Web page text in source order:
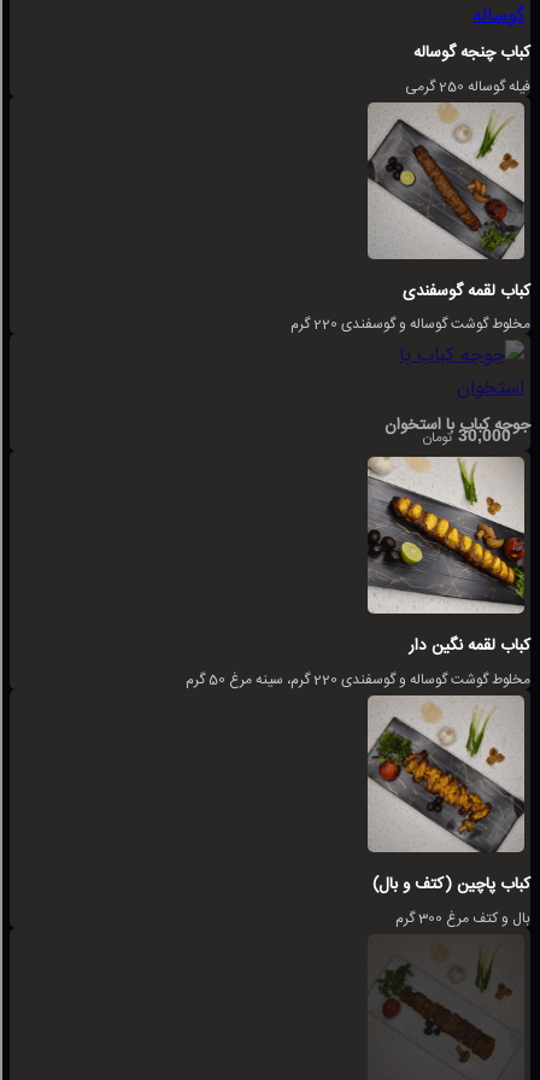
کباب چنجه گوساله
فیله گوساله 250 گرمی
کباب لقمه گوسفندی
مخلوط گوشت گوساله و گوسفندی 220 گرم
جوجه کباب با استخوان
30,000 تومان
کباب لقمه نگین دار
مخلوط گوشت گوساله و گوسفندی 220 گرم، سینه مرغ 50 گرم
کباب پاچین (کتف و بال)
بال و کتف مرغ 300 گرم